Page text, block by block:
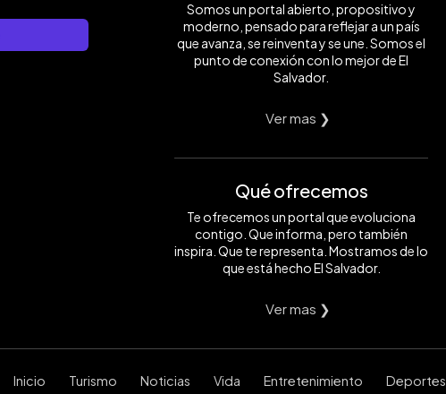
Somos un portal abierto, propositivo y
moderno, pensado para reflejar a un país
que avanza, se reinventa y se une. Somos el
punto de conexión con lo mejor de El
Salvador.
Ver mas ❯
Qué ofrecemos
Te ofrecemos un portal que evoluciona
contigo. Que informa, pero también
inspira. Que te representa. Mostramos de lo
que está hecho El Salvador.
Ver mas ❯
Inicio Turismo Noticias Vida Entretenimiento Deportes